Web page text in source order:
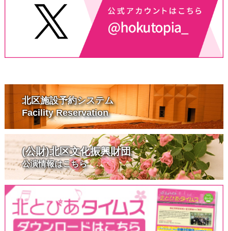
北区施設予約システム
Facility Reservation
(公財)北区文化振興財団
公演情報はこちら